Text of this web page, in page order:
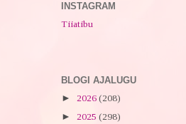
INSTAGRAM
Tiiatibu
BLOGI AJALUGU
► 2026 (208)
► 2025 (298)